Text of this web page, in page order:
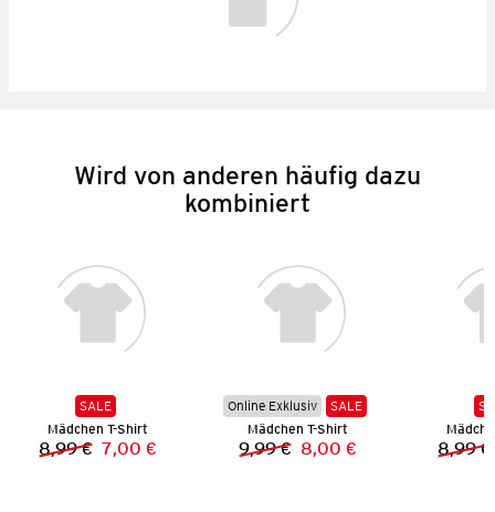
Wird von anderen häufig dazu
kombiniert
SALE
Mädchen T-Shirt
Vorheriger Preis:
8,99 € Neuer Preis:
7,00 €
Online Exklusiv
SALE
Mädchen T-Shirt
Vorheriger Preis:
9,99 € Neuer Preis:
8,00 € 8,99 €